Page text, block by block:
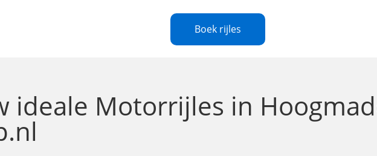
Boek rijles
ideale Motorrijles in